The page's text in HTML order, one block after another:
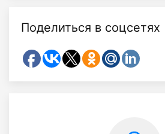
Поделиться в соцсетях